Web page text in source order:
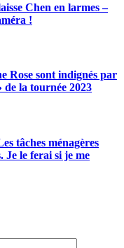
Chen en larmes –
!
Rose sont indignés par
la tournée 2023
tâches ménagères
Je le ferai si je me